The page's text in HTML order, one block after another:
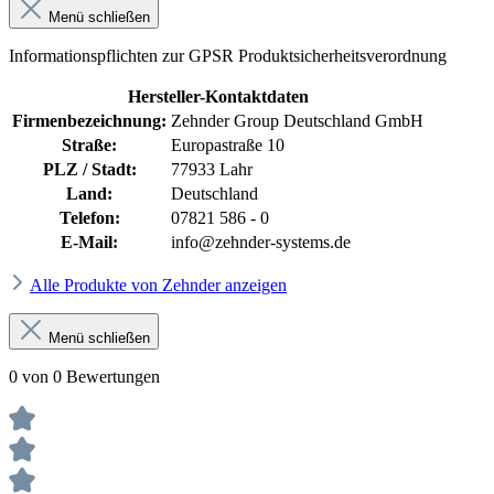
Menü schließen
Informationspflichten zur GPSR Produktsicherheitsverordnung
Hersteller-Kontaktdaten
Firmenbezeichnung: Zehnder Group Deutschland GmbH
Straße:
Europastraße 10
PLZ / Stadt:
77933 Lahr
Land:
Deutschland
Telefon:
07821 586 - 0
E-Mail:
info@zehnder-systems.de
Alle Produkte von Zehnder anzeigen
Menü schließen
0 von 0 Bewertungen